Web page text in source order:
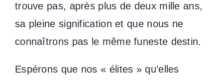
trouve pas, après plus de deux mille ans,
sa pleine signification et que nous ne
connaîtrons pas le même funeste destin.
Espérons que nos « élites » qu’elles